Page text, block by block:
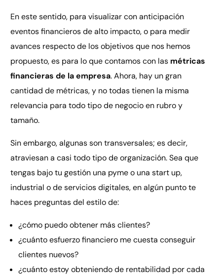
En este sentido, para visualizar con anticipación
eventos financieros de alto impacto, o para medir
avances respecto de los objetivos que nos hemos
propuesto, es para lo que contamos con las métricas
financieras de la empresa. Ahora, hay un gran
cantidad de métricas, y no todas tienen la misma
relevancia para todo tipo de negocio en rubro y
tamaño.
Sin embargo, algunas son transversales; es decir,
atraviesan a casi todo tipo de organización. Sea que
tengas bajo tu gestión una pyme o una start up,
industrial o de servicios digitales, en algún punto te
haces preguntas del estilo de:
¿cómo puedo obtener más clientes?
¿cuánto esfuerzo financiero me cuesta conseguir
clientes nuevos?
¿cuánto estoy obteniendo de rentabilidad por cada